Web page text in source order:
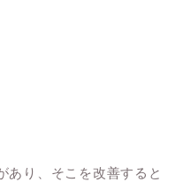
あり、そこを改善すると